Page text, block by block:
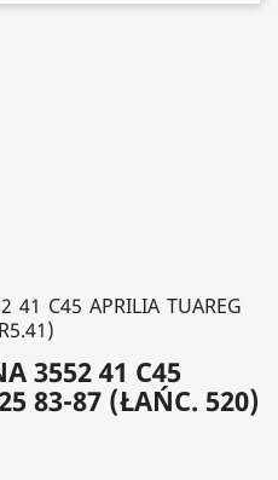
41 C45 APRILIA TUAREG
3552 41 C45
83-87 (ŁAŃC. 520)